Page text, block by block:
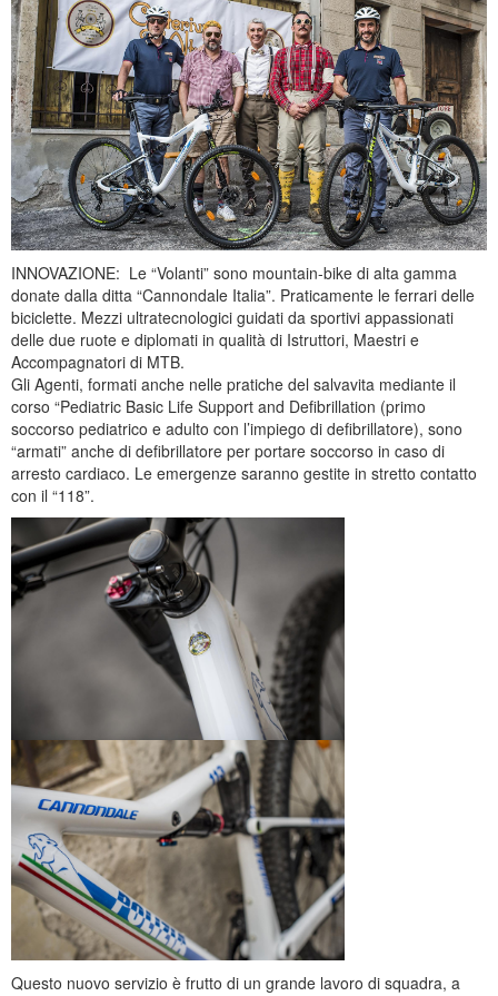
INNOVAZIONE: Le “Volanti” sono mountain-bike di alta gamma
donate dalla ditta “Cannondale Italia”. Praticamente le ferrari delle
biciclette. Mezzi ultratecnologici guidati da sportivi appassionati
delle due ruote e diplomati in qualità di Istruttori, Maestri e
Accompagnatori di MTB.
Gli Agenti, formati anche nelle pratiche del salvavita mediante il
corso “Pediatric Basic Life Support and Defibrillation (primo
soccorso pediatrico e adulto con l’impiego di defibrillatore), sono
“armati” anche di defibrillatore per portare soccorso in caso di
arresto cardiaco. Le emergenze saranno gestite in stretto contatto
con il “118”.
Questo nuovo servizio è frutto di un grande lavoro di squadra, a